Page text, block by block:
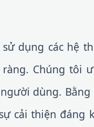
dụng các hệ
Chúng tôi
dùng.
cải thiện